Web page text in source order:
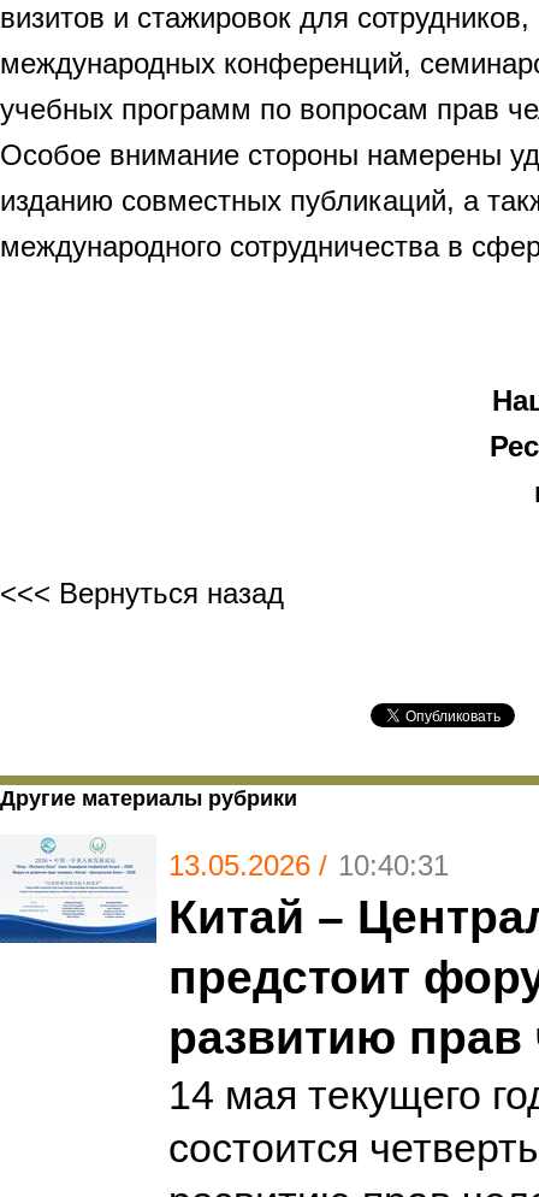
визитов и стажировок для
международных конференций,
учебных программ по вопросам прав
Особое внимание стороны намерены
изданию совместных публикаций, а
международного сотрудничества в
<<< Вернуться назад
Другие материалы рубрики
13.05.2026 / 10:40:31
Китай –
предстоит
развитию прав
14 мая текущего
состоится